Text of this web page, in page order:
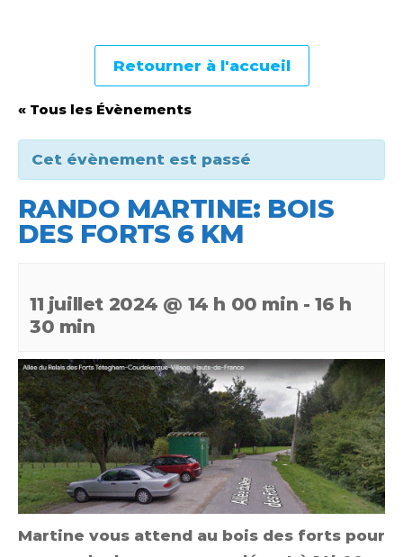
Retourner à l'accueil
« Tous les Évènements
Cet évènement est passé
RANDO MARTINE: BOIS
DES FORTS 6 KM
11 juillet 2024 @ 14 h 00 min - 16 h
30 min
Martine vous attend au bois des forts pour